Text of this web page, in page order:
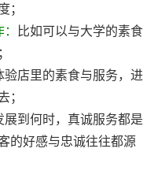
；
比如可以与大学的素食
验店里的素食与服务，进
；
展到何时，真诚服务都是
的好感与忠诚往往都源